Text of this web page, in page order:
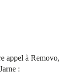
appel à Removo,
: